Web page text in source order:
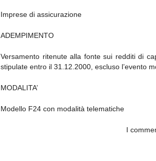
Imprese di assicurazione
ADEMPIMENTO
Versamento ritenute alla fonte sui redditi di
stipulate entro il 31.12.2000, escluso l’evento
MODALITA’
Modello F24 con modalità telematiche
I